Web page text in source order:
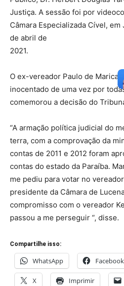
Justiça. A sessão foi por
Câmara Especializada Cível, em
de abril de
2021.
O ex-vereador Paulo de Marica
inocentado de uma vez por
comemorou a decisão do
“A armação política judicial do
terra, com a comprovação da
contas de 2011 e 2012 foram
contas do estado da Paraíba.
me pediu para votar no
presidente da Câmara de
compromisso com o vereador
passou a me perseguir “, disse.
Compartilhe isso:
WhatsApp Facebook
X Imprimir